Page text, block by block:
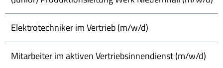
Elektrotechniker im Vertrieb (m/w/d)
Mitarbeiter im aktiven Vertriebsinnendienst (m/w/d)